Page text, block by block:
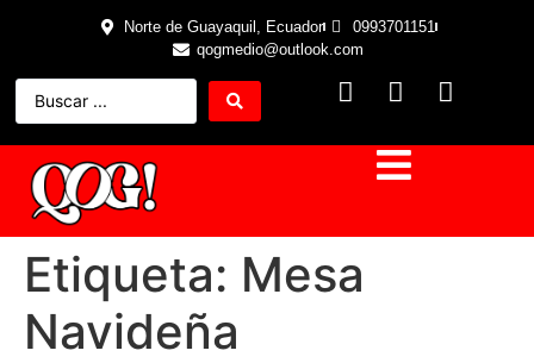
Norte de Guayaquil, Ecuador
0993701151
qogmedio@outlook.com
Etiqueta: Mesa
Navideña